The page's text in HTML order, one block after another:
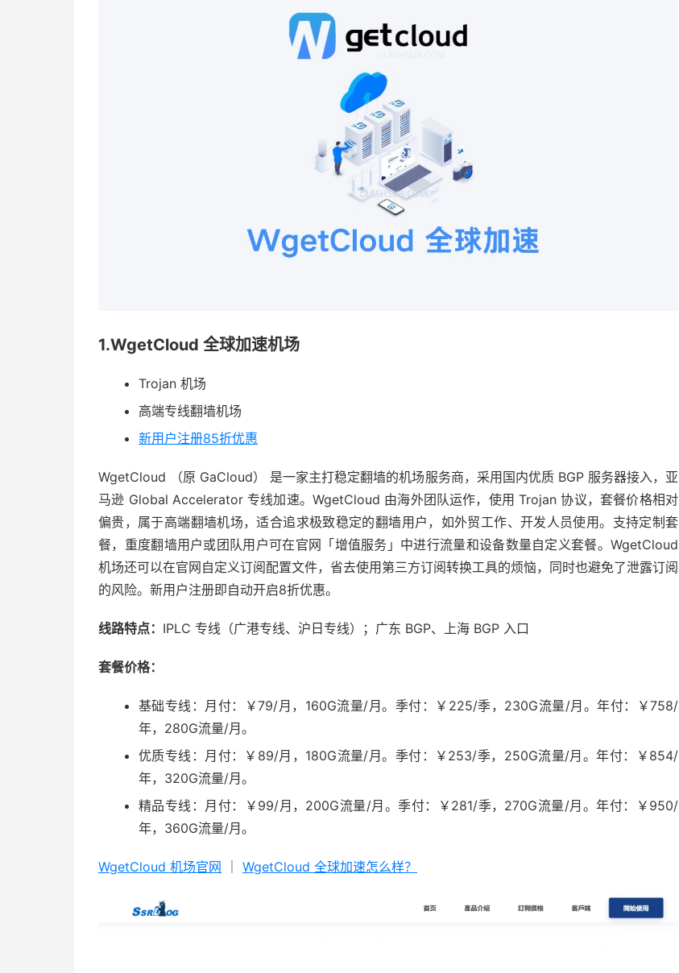
1.WgetCloud 全球加速机场
Trojan 机场
高端专线翻墙机场
新用户注册85折优惠
WgetCloud （原 GaCloud） 是一家主打稳定翻墙的机场服务商，采用国内优质 BGP 服务器接入，亚
马逊 Global Accelerator 专线加速。WgetCloud 由海外团队运作，使用 Trojan 协议，套餐价格相对
偏贵，属于高端翻墙机场，适合追求极致稳定的翻墙用户，如外贸工作、开发人员使用。支持定制套
餐，重度翻墙用户或团队用户可在官网「增值服务」中进行流量和设备数量自定义套餐。WgetCloud
机场还可以在官网自定义订阅配置文件，省去使用第三方订阅转换工具的烦恼，同时也避免了泄露订阅
的风险。新用户注册即自动开启8折优惠。
线路特点： IPLC 专线（广港专线、沪日专线）；广东 BGP、上海 BGP 入口
套餐价格：
基础专线：月付：￥79/月，160G流量/月。季付：￥225/季，230G流量/月。年付：￥758/
年，280G流量/月。
优质专线：月付：￥89/月，180G流量/月。季付：￥253/季，250G流量/月。年付：￥854/
年，320G流量/月。
精品专线：月付：￥99/月，200G流量/月。季付：￥281/季，270G流量/月。年付：￥950/
年，360G流量/月。
WgetCloud 机场官网 WgetCloud 全球加速怎么样？